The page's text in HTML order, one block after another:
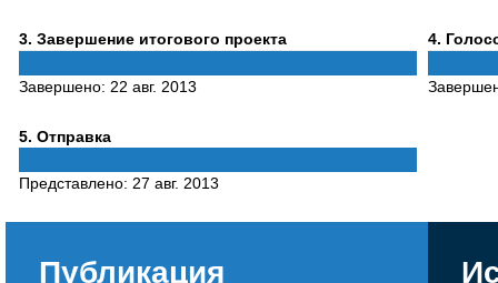
3Phase
. Завершение итогового проекта
Завершено: 22 авг. 2013
4Phase
.
5Phase
. Отправка
Представлено: 27 авг. 2013
Публикация